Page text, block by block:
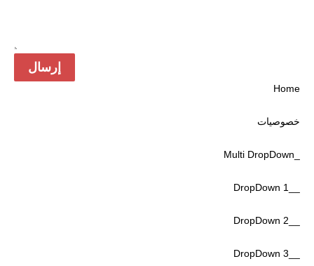
Home
خصوصیات